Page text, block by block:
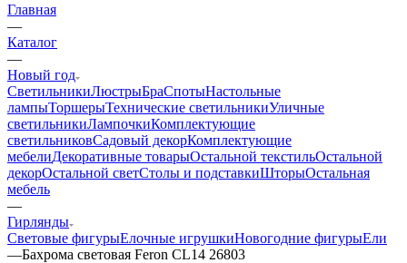
Главная
—
Каталог
—
Новый год
СветильникиЛюстрыБраСпотыНастольные
лампыТоршерыТехнические светильникиУличные
светильникиЛампочкиКомплектующие
светильниковСадовый декорКомплектующие
мебелиДекоративные товарыОстальной текстильОстальной
декорОстальной светСтолы и подставкиШторыОстальная
мебель
—
Гирлянды
Световые фигурыЕлочные игрушкиНовогодние фигурыЕли
—Бахрома световая Feron CL14 26803